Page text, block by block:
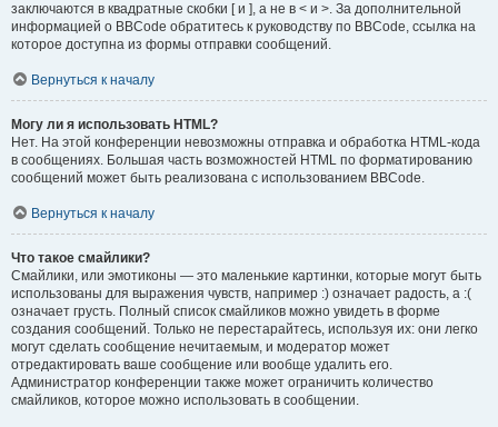
заключаются в квадратные скобки [ и ], а не в < и >. За дополнительной
информацией о BBCode обратитесь к руководству по BBCode, ссылка на
которое доступна из формы отправки сообщений.
Вернуться к началу
Могу ли я использовать HTML?
Нет. На этой конференции невозможны отправка и обработка HTML-кода
в сообщениях. Большая часть возможностей HTML по форматированию
сообщений может быть реализована с использованием BBCode.
Вернуться к началу
Что такое смайлики?
Смайлики, или эмотиконы — это маленькие картинки, которые могут быть
использованы для выражения чувств, например :) означает радость, а :(
означает грусть. Полный список смайликов можно увидеть в форме
создания сообщений. Только не перестарайтесь, используя их: они легко
могут сделать сообщение нечитаемым, и модератор может
отредактировать ваше сообщение или вообще удалить его.
Администратор конференции также может ограничить количество
смайликов, которое можно использовать в сообщении.